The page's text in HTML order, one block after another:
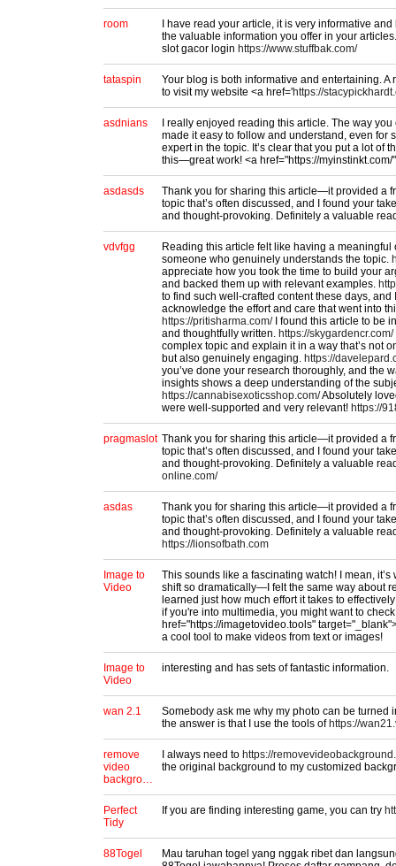
room
I have read your article, it is very informative
the valuable information you offer in your
slot gacor login https://www.stuffbak.com/
tataspin
Your blog is both informative and entertaining. A
to visit my website <a href='https://
asdnians
I really enjoyed reading this article. The way
made it easy to follow and understand, even for
expert in the topic. It’s clear that you put a lot of
this—great work! <a href="https://myinstinkt.com/
asdasds
Thank you for sharing this article—it provided a
topic that’s often discussed, and I found your
and thought-provoking. Definitely a valuable
vdvfgg
Reading this article felt like having a meaningful
someone who genuinely understands the topic.
appreciate how you took the time to build your
and backed them up with relevant examples.
to find such well-crafted content these days, and
acknowledge the effort and care that went into
https://pritisharma.com/I found this article to be
and thoughtfully written. https://skygardencr.com/
complex topic and explain it in a way that’s not
but also genuinely engaging. https://
you’ve done your research thoroughly, and the
insights shows a deep understanding of the
https://cannabisexoticsshop.com/Absolutely
were well-supported and very relevant! https://
pragmaslot Thank you for sharing this article—it provided a
topic that’s often discussed, and I found your
and thought-provoking. Definitely a valuable
online.com/
asdas
Thank you for sharing this article—it provided a
topic that’s often discussed, and I found your
and thought-provoking. Definitely a valuable
https://lionsofbath.com
Image to
Video
This sounds like a fascinating watch! I mean,
shift so dramatically—I felt the same way about
learned just how much effort it takes to
if you're into multimedia, you might want to
href="https://imagetovideo.tools"
a cool tool to make videos from text or images!
Image to
Video
interesting and has sets of fantastic information.
wan 2.1
Somebody ask me why my photo can be turned
the answer is that I use the tools of https://
remove
video
backgro…
I always need to https://
the original background to my customized
Perfect
Tidy
If you are finding interesting game, you can try
88Togel
Mau taruhan togel yang nggak ribet dan